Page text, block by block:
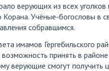
верующих из всех
Учёные-богословы в
собравшимся.
имамов Гергебильского
принять в
верующие смогут получить